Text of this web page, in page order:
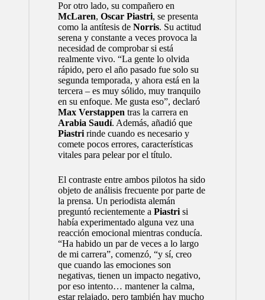
Por otro lado, su compañero en
McLaren, Oscar Piastri, se presenta
como la antítesis de Norris. Su actitud
serena y constante a veces provoca la
necesidad de comprobar si está
realmente vivo. “La gente lo olvida
rápido, pero el año pasado fue solo su
segunda temporada, y ahora está en la
tercera – es muy sólido, muy tranquilo
en su enfoque. Me gusta eso”, declaró
Max Verstappen tras la carrera en
Arabia Saudí. Además, añadió que
Piastririnde cuando es necesario y
comete pocos errores, características
vitales para pelear por el título.
El contraste entre ambos pilotos ha sido
objeto de análisis frecuente por parte de
la prensa. Un periodista alemán
preguntó recientemente a Piastrisi
había experimentado alguna vez una
reacción emocional mientras conducía.
“Ha habido un par de veces a lo largo
de mi carrera”, comenzó, “y sí, creo
que cuando las emociones son
negativas, tienen un impacto negativo,
por eso intento… mantener la calma,
estar relajado, pero también hay mucho